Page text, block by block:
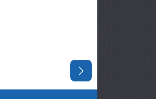
Następny slajd